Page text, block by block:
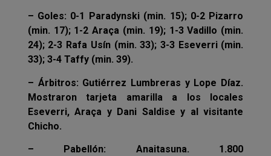
– Goles: 0-1 Paradynski (min. 15); 0-2 Pizarro
(min. 17); 1-2 Araça (min. 19); 1-3 Vadillo (min.
24); 2-3 Rafa Usín (min. 33); 3-3 Eseverri (min.
33); 3-4 Taffy (min. 39).
– Árbitros: Gutiérrez Lumbreras y Lope Díaz.
Mostraron tarjeta amarilla a los locales
Eseverri, Araça y Dani Saldise y al visitante
Chicho.
– Pabellón: Anaitasuna. 1.800